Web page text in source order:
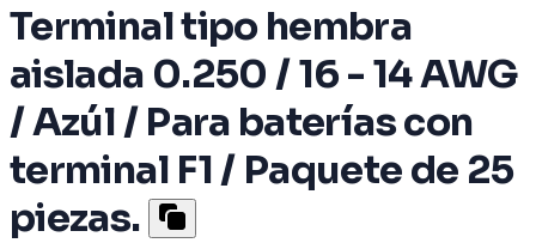
Terminal tipo hembra
aislada 0.250 / 16 - 14 AWG
/ Azúl / Para baterías con
terminal F1 / Paquete de 25
piezas.